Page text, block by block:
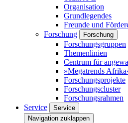
Organisation
Grundlegendes
Freunde und
Forschung
Forschung
Forschungsgruppen
Themenlinien
Centrum für
»Megatrends
Forschungsprojekte
Forschungscluster
Forschungsrahmen
Service
Service
Navigation zuklappen